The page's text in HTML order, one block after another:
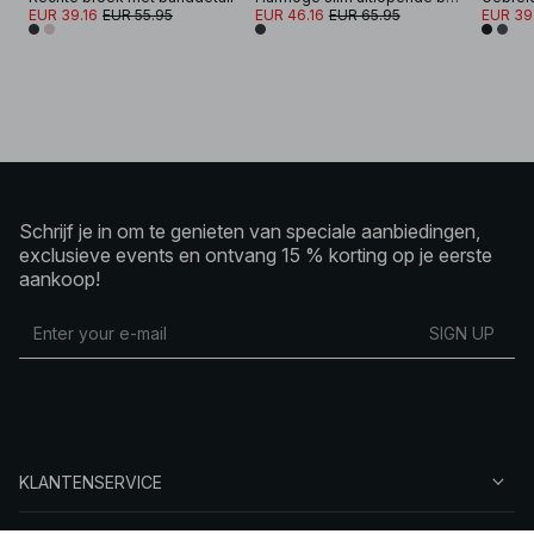
EUR 39.16 EUR 55.95
EUR 46.16 EUR 65.95
EUR
Schrijf je in om te genieten van speciale aanbiedingen,
exclusieve events en ontvang 15 % korting op je eerste
aankoop!
SIGN UP
KLANTENSERVICE